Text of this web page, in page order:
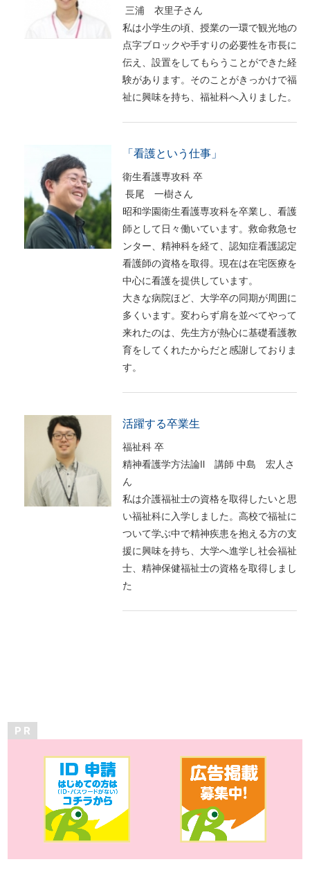
三浦 衣里子さん
私は小学生の頃、授業の一環で観光地の
点字ブロックや手すりの必要性を市長に
伝え、設置をしてもらうことができた経
験があります。そのことがきっかけで福
祉に興味を持ち、福祉科へ入りました。
「看護という仕事」
衛生看護専攻科 卒
長尾 一樹さん
昭和学園衛生看護専攻科を卒業し、看護
師として日々働いています。救命救急セ
ンター、精神科を経て、認知症看護認定
看護師の資格を取得。現在は在宅医療を
中心に看護を提供しています。
大きな病院ほど、大学卒の同期が周囲に
多くいます。変わらず肩を並べてやって
来れたのは、先生方が熱心に基礎看護教
育をしてくれたからだと感謝しておりま
す。
活躍する卒業生
福祉科 卒
精神看護学方法論Ⅱ 講師 中島 宏人さ
ん
私は介護福祉士の資格を取得したいと思
い福祉科に入学しました。高校で福祉に
ついて学ぶ中で精神疾患を抱える方の支
援に興味を持ち、大学へ進学し社会福祉
士、精神保健福祉士の資格を取得しまし
た
P R